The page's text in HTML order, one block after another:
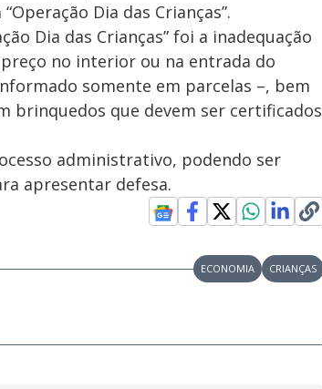
Dia das Crianças”.
Dia das Crianças” foi a inadequação
no interior ou na entrada do
somente em parcelas –, bem
brinquedos que devem ser certificados
administrativo, podendo ser
apresentar defesa.
ECONOMIA CRIANÇAS